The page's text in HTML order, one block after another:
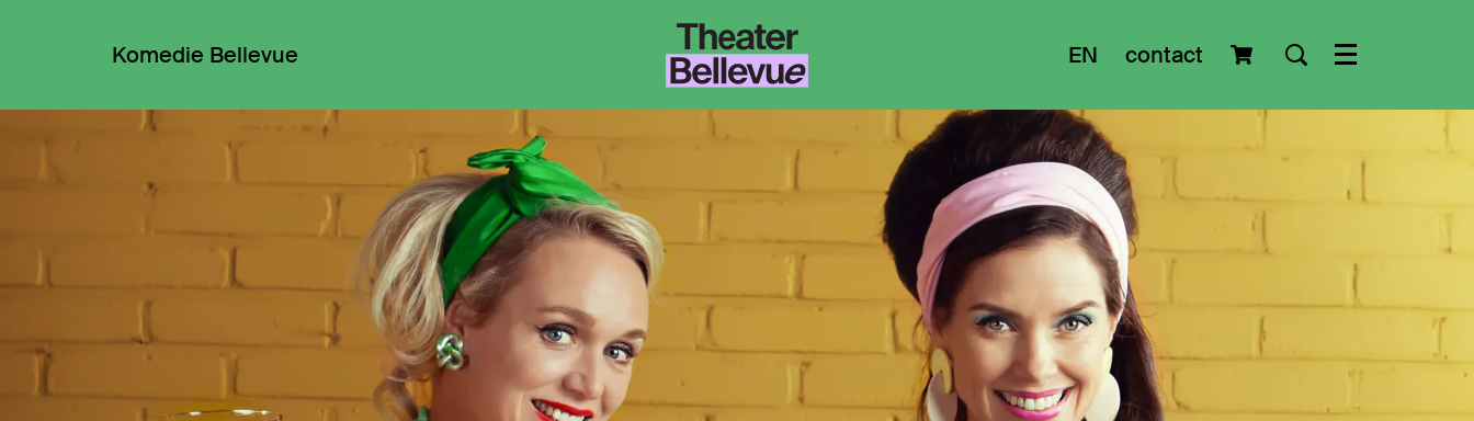
Komedie Bellevue EN contact Menu